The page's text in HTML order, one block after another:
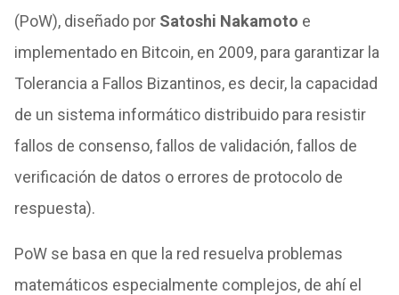
(PoW), diseñado por Satoshi Nakamoto e
implementado en Bitcoin, en 2009, para garantizar la
Tolerancia a Fallos Bizantinos, es decir, la capacidad
de un sistema informático distribuido para resistir
fallos de consenso, fallos de validación, fallos de
verificación de datos o errores de protocolo de
respuesta).
PoW se basa en que la red resuelva problemas
matemáticos especialmente complejos, de ahí el